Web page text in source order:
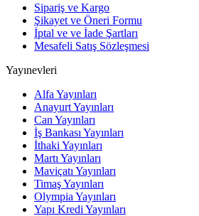
Sipariş ve Kargo
Şikayet ve Öneri Formu
İptal ve ve İade Şartları
Mesafeli Satış Sözleşmesi
Yayınevleri
Alfa Yayınları
Anayurt Yayınları
Can Yayınları
İş Bankası Yayınları
İthaki Yayınları
Martı Yayınları
Maviçatı Yayınları
Timaş Yayınları
Olympia Yayınları
Yapı Kredi Yayınları